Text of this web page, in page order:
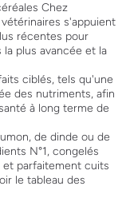
Chez
s'appuient
récentes pour
plus avancée et la
ciblés, tels qu'une
des nutriments, afin
à long terme de
de dinde ou de
N°1, congelés
parfaitement cuits
le tableau des